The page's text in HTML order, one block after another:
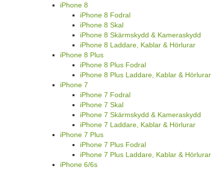
iPhone 8
iPhone 8 Fodral
iPhone 8 Skal
iPhone 8 Skärmskydd & Kameraskydd
iPhone 8 Laddare, Kablar & Hörlurar
iPhone 8 Plus
iPhone 8 Plus Fodral
iPhone 8 Plus Laddare, Kablar & Hörlurar
iPhone 7
iPhone 7 Fodral
iPhone 7 Skal
iPhone 7 Skärmskydd & Kameraskydd
iPhone 7 Laddare, Kablar & Hörlurar
iPhone 7 Plus
iPhone 7 Plus Fodral
iPhone 7 Plus Laddare, Kablar & Hörlurar
iPhone 6/6s